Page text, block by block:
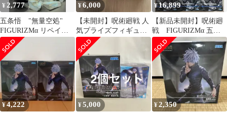
¥ 2,777
五条悟 "無量空処"
FIGURIZMα リペイン
ト パール塗装
¥6,000
【未開封】呪術廻戦 人
気プライズフィギュア3
点
¥16,899
【新品未開封】呪術廻
戦 FIGURIZMα 五条
悟 フィギュア 8個セ
ット
¥4,222 ¥5,000 ¥2,350